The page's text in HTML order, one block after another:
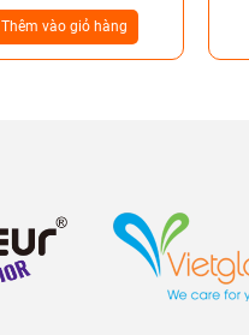
Thêm vào giỏ hàng